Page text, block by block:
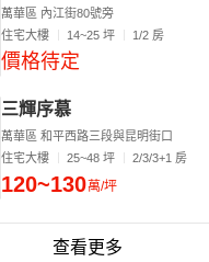
萬華區 內江街80號旁
住宅大樓
14~25 坪 1/2 房
價格待定
三輝序慕
萬華區 和平西路三段與昆明街口
住宅大樓
25~48 坪 2/3/3+1 房
120~130萬/坪
查看更多